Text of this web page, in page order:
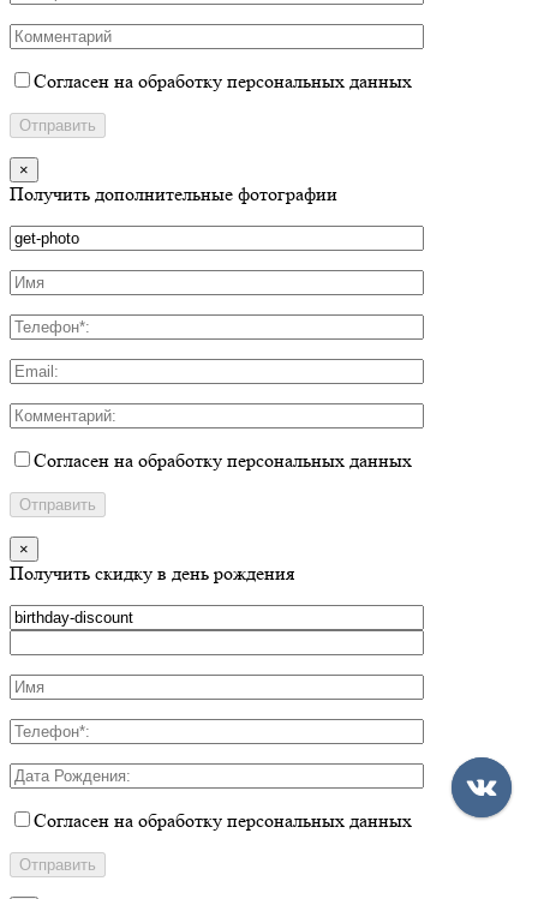
Согласен на обработку персональных данных
×
Получить дополнительные фотографии
Согласен на обработку персональных данных
×
Получить скидку в день рождения
Согласен на обработку персональных данных